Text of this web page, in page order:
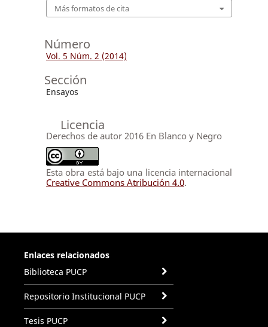
Más formatos de cita
Número
Vol. 5 Núm. 2 (2014)
Sección
Ensayos
Licencia
Derechos de autor 2016 En Blanco y Negro
Esta obra está bajo una licencia internacional
Creative Commons Atribución 4.0.
Enlaces relacionados
Biblioteca PUCP
Repositorio Institucional PUCP
Tesis PUCP